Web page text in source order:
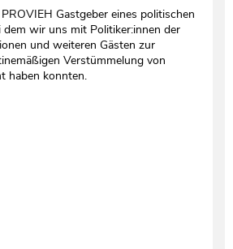
Gastgeber eines politischen
dem wir uns mit Politiker:innen der
und weiteren Gästen zur
Verstümmelung von
haben konnten.